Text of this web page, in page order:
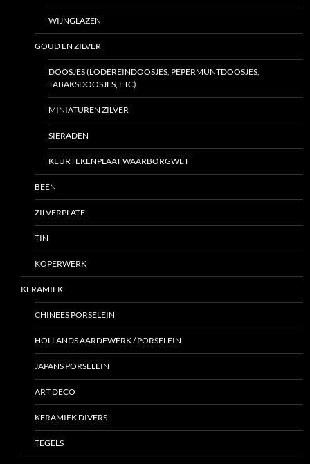
WIJNGLAZEN
GOUD EN ZILVER
DOOSJES (LODEREINDOOSJES, PEPERMUNTDOOSJES,
TABAKSDOOSJES, ETC)
MINIATUREN ZILVER
SIERADEN
KEURTEKENPLAAT WAARBORGWET
BEEN
ZILVERPLATE
TIN
KOPERWERK
KERAMIEK
CHINEES PORSELEIN
HOLLANDS AARDEWERK / PORSELEIN
JAPANS PORSELEIN
ART DECO
KERAMIEK DIVERS
TEGELS